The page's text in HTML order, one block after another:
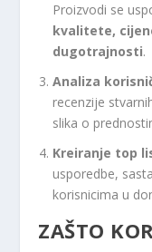
Proizvodi se
kvalitete,
dugotrajnosti.
Analiza
recenzije
slika o
Kreiranje top
usporedbe,
korisnicima u
ZAŠTO